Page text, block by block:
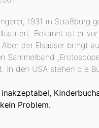
1931 in
Bekannt ist er
Aber der Elsässer bringt
Sammelband
In den USA stehen die
Problem.